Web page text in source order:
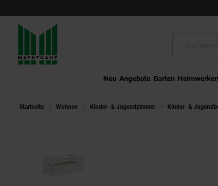
Neu Angebote Garten Heimwerken
Startseite Wohnen Kinder- & Jugendzimmer Kinder- &